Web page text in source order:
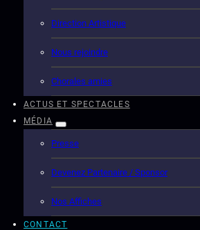
Direction Artistique
Nous rejoindre
Chorales amies
ACTUS ET SPECTACLES
MÉDIA
Presse
Devenez Partenaire / Sponsor
Nos Affiches
CONTACT